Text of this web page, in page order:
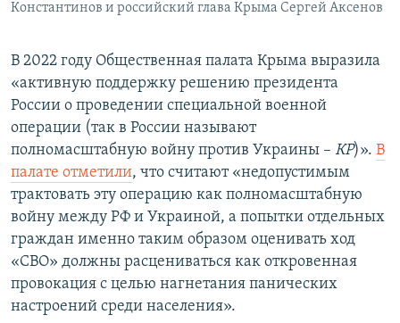
Константинов и российский глава Крыма Сергей Аксенов
В 2022 году Общественная палата Крыма выразила
«активную поддержку решению президента
России о проведении специальной военной
операции (так в России называют
полномасштабную войну против Украины – КР)». В
палате отметили, что считают «недопустимым
трактовать эту операцию как полномасштабную
войну между РФ и Украиной, а попытки отдельных
граждан именно таким образом оценивать ход
«СВО» должны расцениваться как откровенная
провокация с целью нагнетания панических
настроений среди населения».